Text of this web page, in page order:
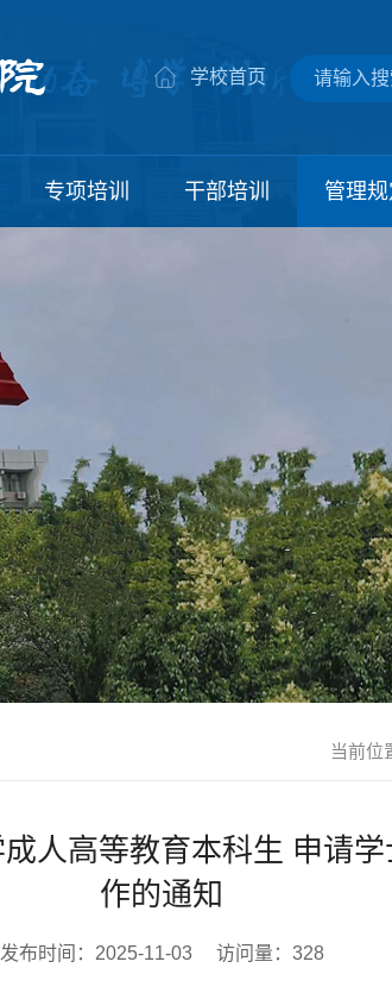
学校首页
专项培训 干部培训 管理规
当前位
人高等教育本科生 申请
作的通知
发布时间：2025-11-03 访问量： 328